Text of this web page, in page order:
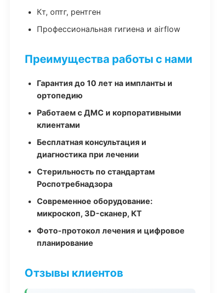
Кт, оптг, рентген
Профессиональная гигиена и airflow
Преимущества работы с нами
Гарантия до 10 лет на импланты и
ортопедию
Работаем с ДМС и корпоративными
клиентами
Бесплатная консультация и
диагностика при лечении
Стерильность по стандартам
Роспотребнадзора
Современное оборудование:
микроскоп, 3D-сканер, КТ
Фото-протокол лечения и цифровое
планирование
Отзывы клиентов